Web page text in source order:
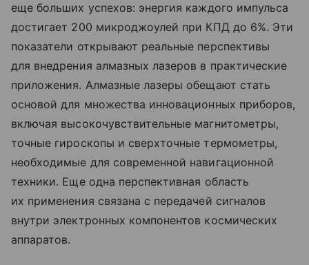
еще больших успехов: энергия каждого импульса
достигает 200 микроджоулей при КПД до 6%. Эти
показатели открывают реальные перспективы
для внедрения алмазных лазеров в практические
приложения. Алмазные лазеры обещают стать
основой для множества инновационных приборов,
включая высокочувствительные магнитометры,
точные гироскопы и сверхточные термометры,
необходимые для современной навигационной
техники. Еще одна перспективная область
их применения связана с передачей сигналов
внутри электронных компонентов космических
аппаратов.